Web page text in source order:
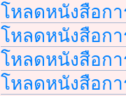
โหลดหนังสือกา
โหลดหนังสือกา
โหลดหนังสือกา
โหลดหนังสือกา